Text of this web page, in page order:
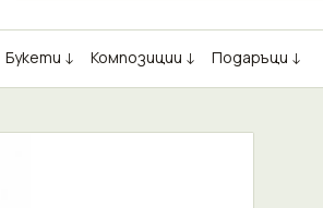
Букети ↓ Композиции ↓ Подаръци ↓